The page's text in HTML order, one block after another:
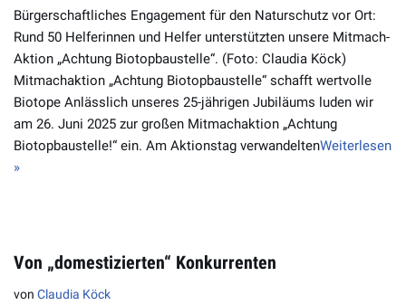
Bürgerschaftliches Engagement für den Naturschutz vor Ort:
Rund 50 Helferinnen und Helfer unterstützten unsere Mitmach-
Aktion „Achtung Biotopbaustelle“. (Foto: Claudia Köck)
Mitmachaktion „Achtung Biotopbaustelle“ schafft wertvolle
Biotope Anlässlich unseres 25-jährigen Jubiläums luden wir
am 26. Juni 2025 zur großen Mitmachaktion „Achtung
Biotopbaustelle!“ ein. Am Aktionstag verwandeltenWeiterlesen
»
Von „domestizierten“ Konkurrenten
von Claudia Köck